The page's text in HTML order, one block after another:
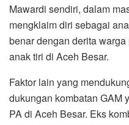
Mawardi sendiri, dalam
mengklaim diri sebagai
benar dengan derita
anak tiri di Aceh Besar.
Faktor lain yang
dukungan kombatan GAM
PA di Aceh Besar. Eks